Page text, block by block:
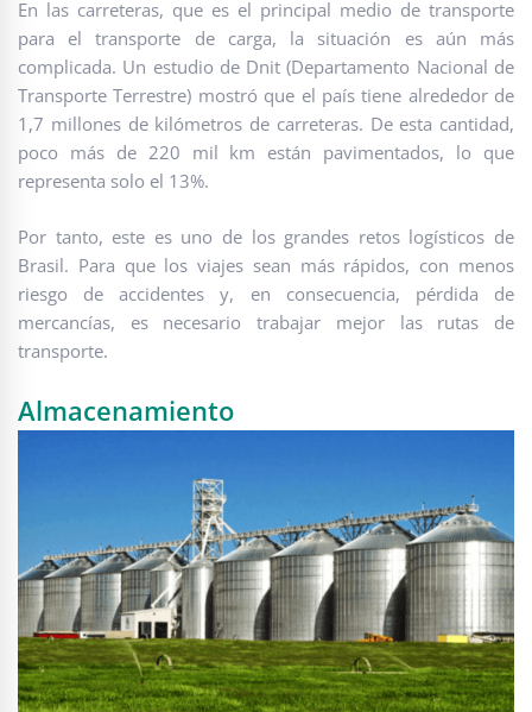
En las carreteras, que es el principal medio de transporte
para el transporte de carga, la situación es aún más
complicada. Un estudio de Dnit (Departamento Nacional de
Transporte Terrestre) mostró que el país tiene alrededor de
1,7 millones de kilómetros de carreteras. De esta cantidad,
poco más de 220 mil km están pavimentados, lo que
representa solo el 13%.
Por tanto, este es uno de los grandes retos logísticos de
Brasil. Para que los viajes sean más rápidos, con menos
riesgo de accidentes y, en consecuencia, pérdida de
mercancías, es necesario trabajar mejor las rutas de
transporte.
Almacenamiento